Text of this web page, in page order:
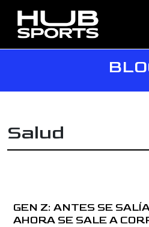
Salud
GEN Z: ANTES SE
AHORA SE SALE A